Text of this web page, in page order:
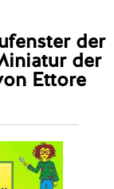
der
der
Ettore